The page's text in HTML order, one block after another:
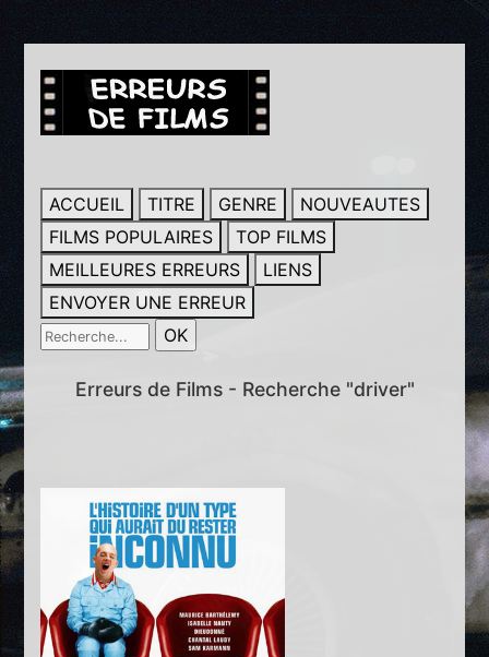
ACCUEIL TITRE GENRE
NOUVEAUTES
FILMS POPULAIRES
TOP FILMS
MEILLEURES ERREURS
LIENS
ENVOYER UNE ERREUR
Erreurs de Films - Recherche "driver"